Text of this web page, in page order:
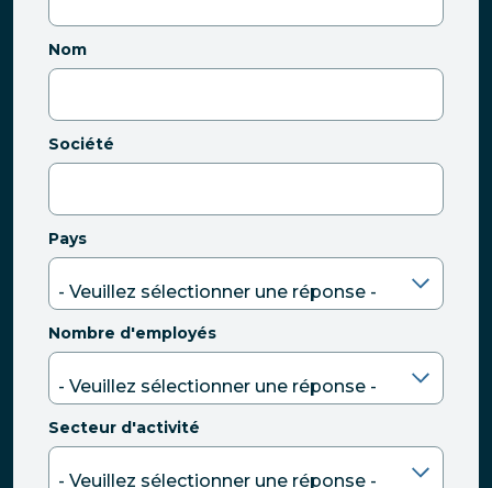
Nom
Société
Pays
Nombre d'employés
Secteur d'activité